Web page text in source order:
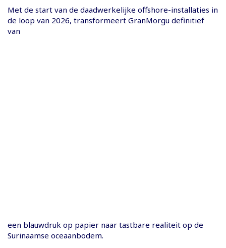
Met de start van de daadwerkelijke offshore-installaties in
de loop van 2026, transformeert GranMorgu definitief
van
een blauwdruk op papier naar tastbare realiteit op de
Surinaamse oceaanbodem.